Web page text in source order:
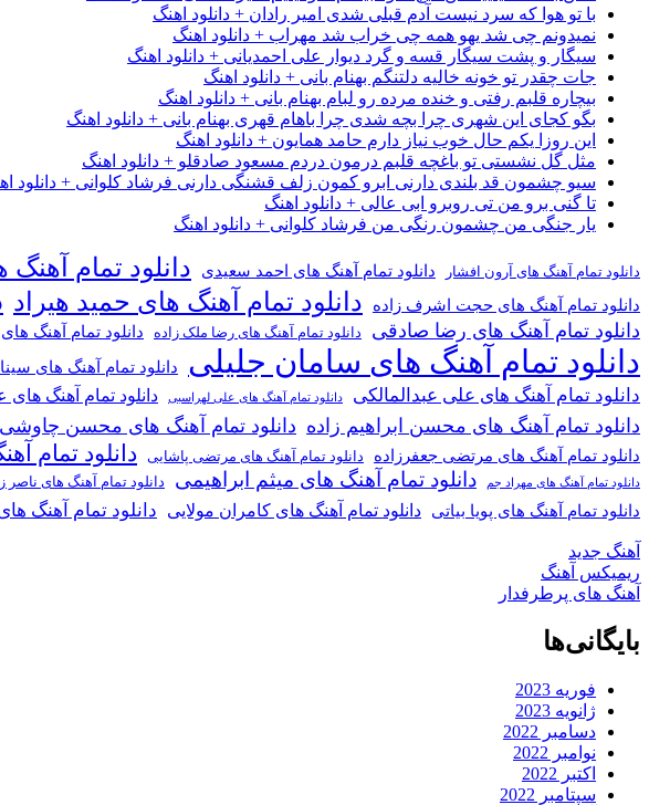
با تو هوا که سرد نیست آدم قبلی شدی امیر رادان + دانلود اهنگ
نمیدونم چی شد یهو همه چی خراب شد مهراب + دانلود اهنگ
سیگار و پشت سیگار قسه و گرد دیوار علی احمدیانی + دانلود اهنگ
جات چقدر تو خونه خالیه دلتنگم بهنام بانی + دانلود اهنگ
بیچاره قلبم رفتی و خنده مرده رو لبام بهنام بانی + دانلود اهنگ
بگو کجای این شهری چرا بچه شدی چرا باهام قهری بهنام بانی + دانلود اهنگ
این روزا یکم حال خوب نیاز دارم حامد همایون + دانلود اهنگ
مثل گل نشستی تو باغچه قلبم درمون دردم مسعود صادقلو + دانلود اهنگ
سیو چشمون قد بلندی دارنی ابرو کمون زلف قشنگی دارنی فرشاد کلوانی + دانلود
تا گنی برو من تی روبرو ابی عالی + دانلود اهنگ
یار جنگی من چشمون رنگی من فرشاد کلوانی + دانلود اهنگ
دانلود تمام آهنگ های آرون افشار دانلود تمام آهنگ های احمد سعیدی دانلود تمام
دانلود تمام آهنگ های حجت اشرف زاده دانلود تمام آهنگ های حمید هیراد
دانلود تمام آهنگ های رضا صادقی
دانلود تمام آهنگ های رضا ملک زاده دانلود تمام آهنگ
دانلود تمام آهنگ های سامان جلیلی دانلود تمام آهنگ های
دانلود تمام آهنگ های علی عبدالمالکی دانلود تمام آهنگ های علی لهراسبی دانلود تمام آهنگ
دانلود تمام آهنگ های محسن ابراهیم زاده دانلود تمام آهنگ های محسن چاوشی
دانلود تمام آهنگ های مرتضی جعفرزاده دانلود تمام آهنگ های مرتضی پاشایی دانلود تمام
دانلود تمام آهنگ های مهراد جم دانلود تمام آهنگ های میثم ابراهیمی دانلود تمام آهنگ های ناصر
دانلود تمام آهنگ های پویا بیاتی دانلود تمام آهنگ های کامران مولایی دانلود تمام آهنگ
آهنگ جدید
ریمیکس آهنگ
آهنگ های پرطرفدار
بایگانی‌ها
فوریه 2023
ژانویه 2023
دسامبر 2022
نوامبر 2022
اکتبر 2022
سپتامبر 2022